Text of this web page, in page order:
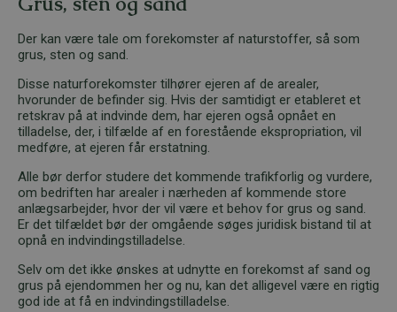
Der kan være tale om forekomster af naturstoffer, så som
grus, sten og sand.
Disse naturforekomster tilhører ejeren af de arealer,
hvorunder de befinder sig. Hvis der samtidigt er etableret et
retskrav på at indvinde dem, har ejeren også opnået en
tilladelse, der, i tilfælde af en forestående ekspropriation, vil
medføre, at ejeren får erstatning.
Alle bør derfor studere det kommende trafikforlig og vurdere,
om bedriften har arealer i nærheden af kommende store
anlægsarbejder, hvor der vil være et behov for grus og sand.
Er det tilfældet bør der omgående søges juridisk bistand til at
opnå en indvindingstilladelse.
Selv om det ikke ønskes at udnytte en forekomst af sand og
grus på ejendommen her og nu, kan det alligevel være en rigtig
god ide at få en indvindingstilladelse.